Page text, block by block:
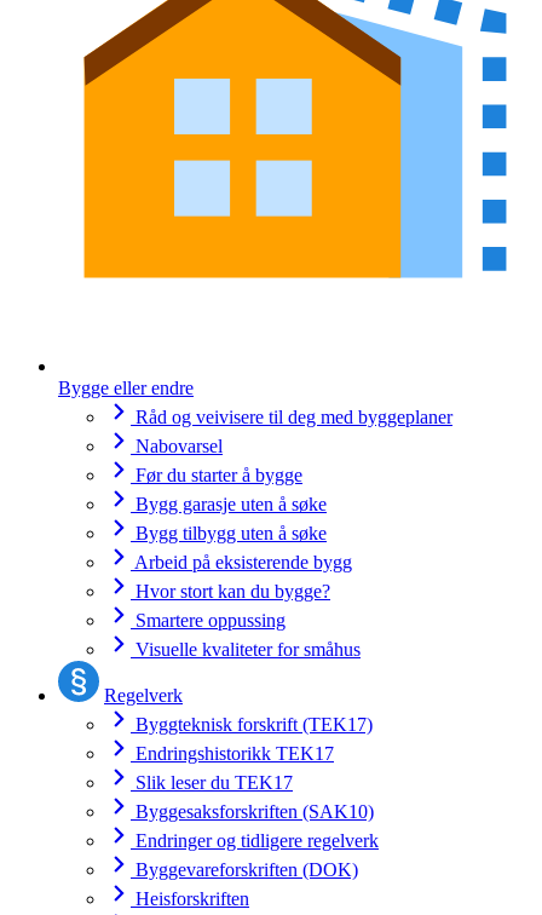
Bygge eller endre
Råd og veivisere til deg med byggeplaner
Nabovarsel
Før du starter å bygge
Bygg garasje uten å søke
Bygg tilbygg uten å søke
Arbeid på eksisterende bygg
Hvor stort kan du bygge?
Smartere oppussing
Visuelle kvaliteter for småhus
Regelverk
Byggteknisk forskrift (TEK17)
Endringshistorikk TEK17
Slik leser du TEK17
Byggesaksforskriften (SAK10)
Endringer og tidligere regelverk
Byggevareforskriften (DOK)
Heisforskriften